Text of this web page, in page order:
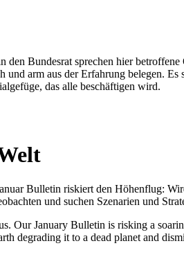
Bundesrat sprechen hier
arm aus der Erfahrung belegen.
das alle beschäftigen wird.
Bulletin riskiert den Höhenflug:
und suchen Szenarien und
Our January Bulletin is risking a
degrading it to a dead planet and